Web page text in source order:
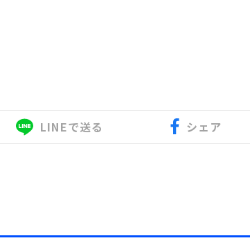
LINEで送る シェア